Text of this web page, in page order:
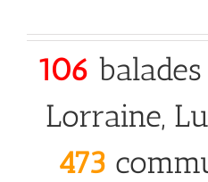
106
Lorraine,
473